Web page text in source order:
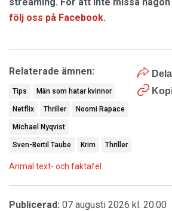
följ oss på Facebook.
Relaterade ämnen:
Tips Män som hatar kvinnor
Netflix Thriller Noomi Rapace
Michael Nyqvist
Sven-Bertil Taube Krim Thriller
Anmäl text- och faktafel
Publicerad: 07 augusti 2026 kl. 20:00